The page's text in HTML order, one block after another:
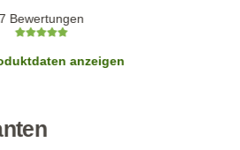
7 Bewertungen
anzeigen